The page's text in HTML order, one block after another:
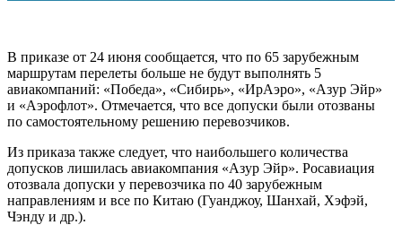
В приказе от 24 июня сообщается, что по 65 зарубежным
маршрутам перелеты больше не будут выполнять 5
авиакомпаний: «Победа», «Сибирь», «ИрАэро», «Азур Эйр»
и «Аэрофлот». Отмечается, что все допуски были отозваны
по самостоятельному решению перевозчиков.
Из приказа также следует, что наибольшего количества
допусков лишилась авиакомпания «Азур Эйр». Росавиация
отозвала допуски у перевозчика по 40 зарубежным
направлениям и все по Китаю (Гуанджоу, Шанхай, Хэфэй,
Чэнду и др.).